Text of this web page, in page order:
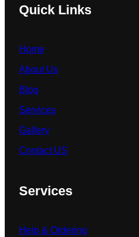
Quick Links
Home
About Us
Blog
Services
Gallery
Contact US
Services
Help & Ordering